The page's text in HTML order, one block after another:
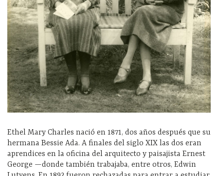
Ethel Mary Charles nació en 1871, dos años después que su
hermana Bessie Ada. A finales del siglo XIX las dos eran
aprendices en la oficina del arquitecto y paisajista Ernest
George —donde también trabajaba, entre otros, Edwin